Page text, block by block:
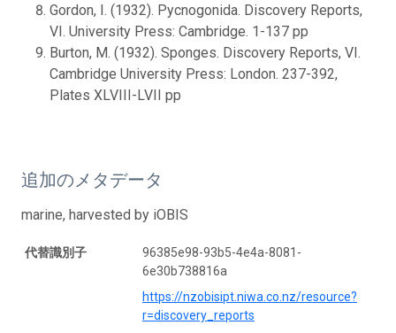
Gordon, I. (1932). Pycnogonida. Discovery Reports,
VI. University Press: Cambridge. 1-137 pp
Burton, M. (1932). Sponges. Discovery Reports, VI.
Cambridge University Press: London. 237-392,
Plates XLVIII-LVII pp
追加のメタデータ
marine, harvested by iOBIS
代替識別子
96385e98-93b5-4e4a-8081-
6e30b738816a
https://nzobisipt.niwa.co.nz/resource?
r=discovery_reports